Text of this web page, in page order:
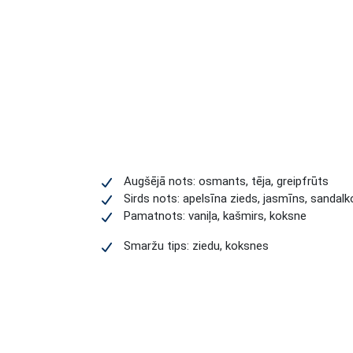
Augšējā nots: osmants, tēja, greipfrūts
Sirds nots: apelsīna zieds, jasmīns,
Pamatnots: vaniļa, kašmirs, koksne
Smaržu tips: ziedu, koksnes